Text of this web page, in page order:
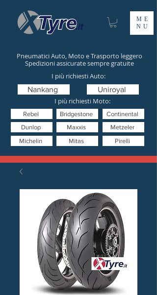
ME
NU
Pneumatici Auto, Moto e Trasporto leggero
Spedizioni assicurate sempre gratuite
I più richiesti Moto:
Mitas
Nankang
Pirelli
Uniroyal
Metzeler
Dunlop
Bridgestone Continental
Michelin
Rebel
I più richiesti Auto:
Maxxis